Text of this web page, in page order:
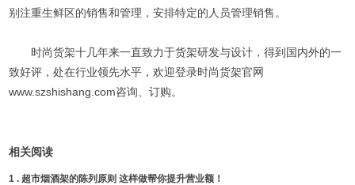
别注重生鲜区的销售和管理，安排特定的人员管理销售。
时尚货架十几年来一直致力于货架研发与设计，得到国内外的一
致好评，处在行业领先水平，欢迎登录时尚货架官网
www.szshishang.com咨询、订购。
相关阅读
1 .超市烟酒架的陈列原则 这样做帮你提升营业额！